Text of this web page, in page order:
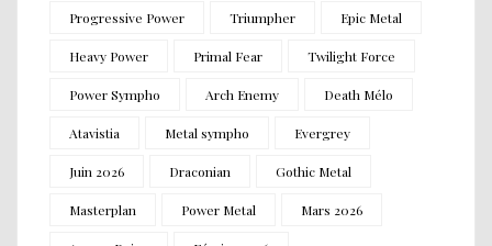
Progressive Power Triumpher Epic Metal
Heavy Power Primal Fear Twilight Force
Power Sympho Arch Enemy Death Mélo
Atavistia Metal sympho Evergrey
Juin 2026 Draconian Gothic Metal
Masterplan Power Metal Mars 2026